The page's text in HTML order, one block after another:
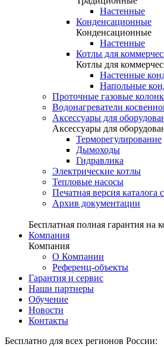
Настенные
Конденсационные
Конденсационные
Настенные
Котлы для
Котлы для
Настенные
Напольные
Проточные газовые
Водонагреватели
Аксессуары для
Аксессуары для
Терморегулирование
Дымоходы
Гидравлика
Электрические котлы
Тепловые насосы
Печатная версия каталога
Архив документации
Бесплатная полная гарантия на
Компания
Компания
О Компании
Референц-объекты
Гарантия и сервис
Наши партнеры
Обучение
Новости
Контакты
Бесплатно для всех регионов России: